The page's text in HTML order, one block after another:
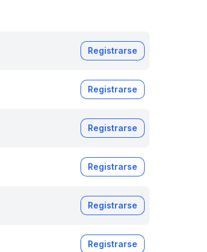
Registrarse
Registrarse
Registrarse
Registrarse
Registrarse
Registrarse